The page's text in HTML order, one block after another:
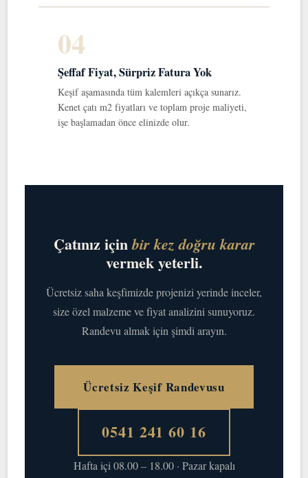
04
Şeffaf Fiyat, Sürpriz Fatura Yok
Keşif aşamasında tüm kalemleri açıkça sunarız.
Kenet çatı m2 fiyatları ve toplam proje maliyeti,
işe başlamadan önce elinizde olur.
Çatınız içinbir kez doğru karar
vermek yeterli.
Ücretsiz saha keşfimizde projenizi yerinde inceler,
size özel malzeme ve fiyat analizini sunuyoruz.
Randevu almak için şimdi arayın.
Ücretsiz Keşif Randevusu
0541 241 60 16
Hafta içi 08.00 – 18.00 · Pazar kapalı